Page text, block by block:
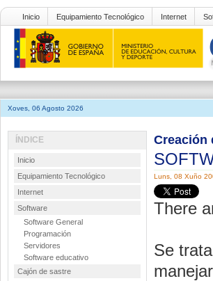
Inicio Equipamiento Tecnológico Internet
Xoves, 06 Agosto 2026
Creación
Luns, 08 Xuño
There
Se
ÍNDICE
Inicio
Equipamiento Tecnológico
Internet
Software
Software General
Programación
Servidores
Software educativo
Cajón de sastre